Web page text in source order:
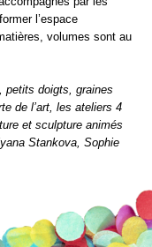
l’espace
volumes sont au
petits doigts, graines
de l’art, les ateliers 4
et sculpture animés
Stankova, Sophie